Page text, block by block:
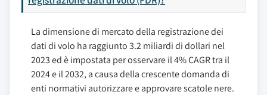
La dimensione di mercato della registrazione dei
dati di volo ha raggiunto 3.2 miliardi di dollari nel
2023 ed è impostata per osservare il 4% CAGR tra il
2024 e il 2032, a causa della crescente domanda di
enti normativi autorizzare e approvare scatole nere.